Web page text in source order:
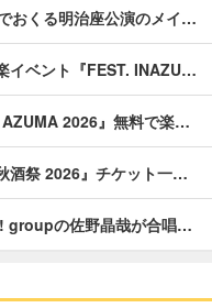
おくる明治座公演のメイ…
イベント『FEST. INAZU…
2026』無料で楽…
酒祭 2026』チケット一…
! groupの佐野晶哉が合唱…